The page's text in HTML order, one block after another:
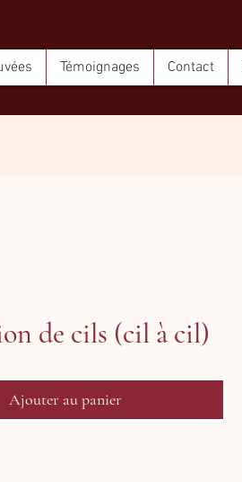
Témoignages Contact
de cils (cil à cil)
Ajouter au panier